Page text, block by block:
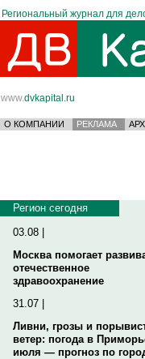
Региональный журнал для
www.dvkapital.ru
О КОМПАНИИ РЕКЛАМА
Регион сегодня
03.08 |
Москва помогает
отечественное
здравоохранение
31.07 |
Ливни, грозы и
ветер: погода в
июля — прогноз по